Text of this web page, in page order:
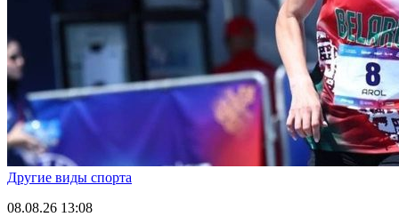
Другие виды спорта
08.08.26 13:08